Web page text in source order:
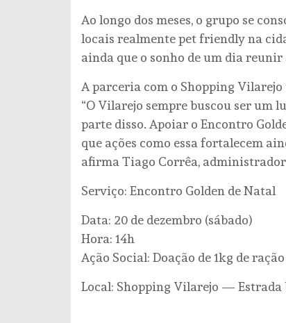
Ao longo dos meses, o grupo se
locais realmente pet friendly na
ainda que o sonho de um dia
A parceria com o Shopping
“O Vilarejo sempre buscou ser um
parte disso. Apoiar o Encontro
que ações como essa fortalecem
afirma Tiago Corrêa,
Serviço: Encontro Golden de Natal
Data: 20 de dezembro (sábado)
Hora: 14h
Ação Social: Doação de 1kg de
Local: Shopping Vilarejo — Estrada